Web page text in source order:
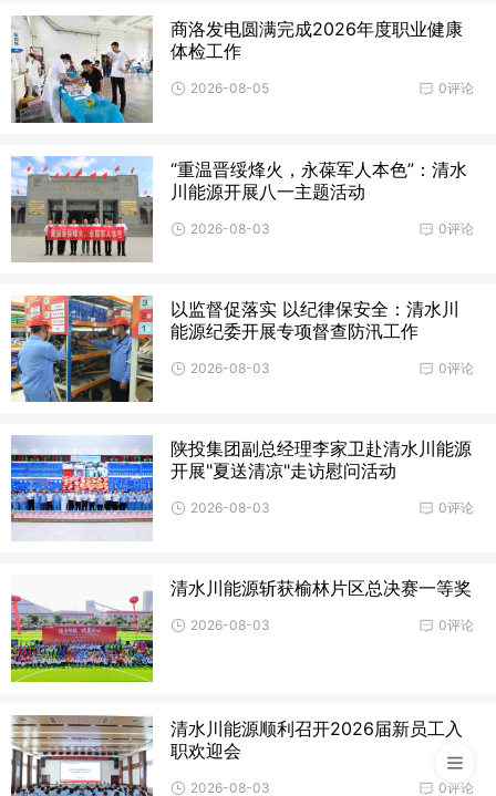
商洛发电圆满完成2026年度职业健康
体检工作
0评论
2026-08-05
“重温晋绥烽火，永葆军人本色”：清水
川能源开展八一主题活动
0评论
2026-08-03
以监督促落实 以纪律保安全：清水川
能源纪委开展专项督查防汛工作
0评论
2026-08-03
陕投集团副总经理李家卫赴清水川能源
开展"夏送清凉"走访慰问活动
0评论
2026-08-03
清水川能源斩获榆林片区总决赛一等奖
0评论
2026-08-03
清水川能源顺利召开2026届新员工入
职欢迎会
0评论
2026-08-03